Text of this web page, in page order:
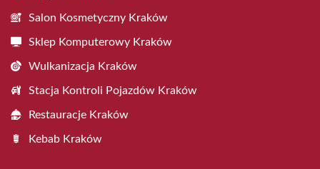
Salon Kosmetyczny Kraków
Sklep Komputerowy Kraków
Wulkanizacja Kraków
Stacja Kontroli Pojazdów Kraków
Restauracje Kraków
Kebab Kraków